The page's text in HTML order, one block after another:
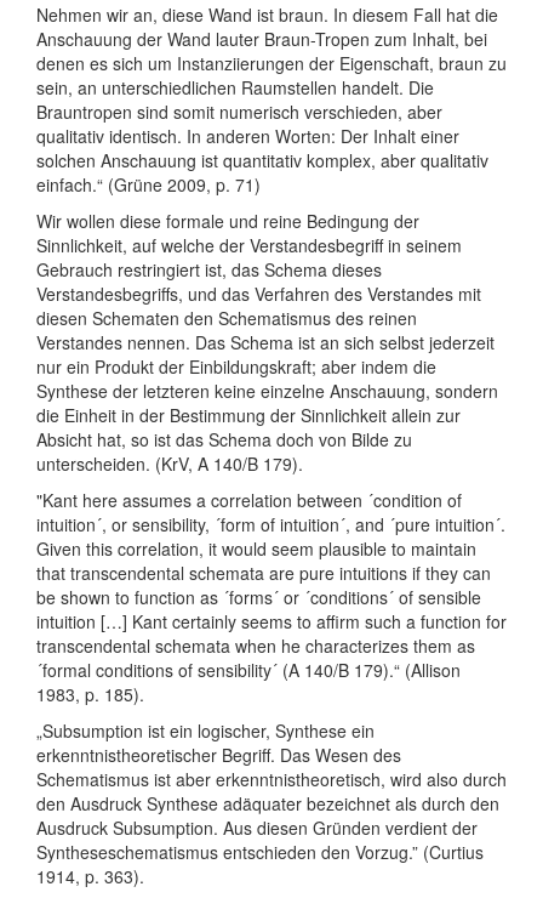
Nehmen wir an, diese Wand ist braun. In diesem Fall hat die
Anschauung der Wand lauter Braun-Tropen zum Inhalt, bei
denen es sich um Instanziierungen der Eigenschaft, braun zu
sein, an unterschiedlichen Raumstellen handelt. Die
Brauntropen sind somit numerisch verschieden, aber
qualitativ identisch. In anderen Worten: Der Inhalt einer
solchen Anschauung ist quantitativ komplex, aber qualitativ
einfach.“ (Grüne 2009, p. 71)
Wir wollen diese formale und reine Bedingung der
Sinnlichkeit, auf welche der Verstandesbegriff in seinem
Gebrauch restringiert ist, das Schema dieses
Verstandesbegriffs, und das Verfahren des Verstandes mit
diesen Schematen den Schematismus des reinen
Verstandes nennen. Das Schema ist an sich selbst jederzeit
nur ein Produkt der Einbildungskraft; aber indem die
Synthese der letzteren keine einzelne Anschauung, sondern
die Einheit in der Bestimmung der Sinnlichkeit allein zur
Absicht hat, so ist das Schema doch von Bilde zu
unterscheiden. (KrV, A 140/B 179).
"Kant here assumes a correlation between ´condition of
intuition´, or sensibility, ´form of intuition´, and ´pure intuition´.
Given this correlation, it would seem plausible to maintain
that transcendental schemata are pure intuitions if they can
be shown to function as ´forms´ or ´conditions´ of sensible
intuition […] Kant certainly seems to affirm such a function for
transcendental schemata when he characterizes them as
´formal conditions of sensibility´ (A 140/B 179).“ (Allison
1983, p. 185).
„Subsumption ist ein logischer, Synthese ein
erkenntnistheoretischer Begriff. Das Wesen des
Schematismus ist aber erkenntnistheoretisch, wird also durch
den Ausdruck Synthese adäquater bezeichnet als durch den
Ausdruck Subsumption. Aus diesen Gründen verdient der
Syntheseschematismus entschieden den Vorzug.” (Curtius
1914, p. 363).